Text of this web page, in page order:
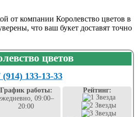
от компании Королевство цветов в
что ваш букет доставят точно
цветов
(914) 133-13-33
График работы:
09:00–
20:00
Рейтинг: